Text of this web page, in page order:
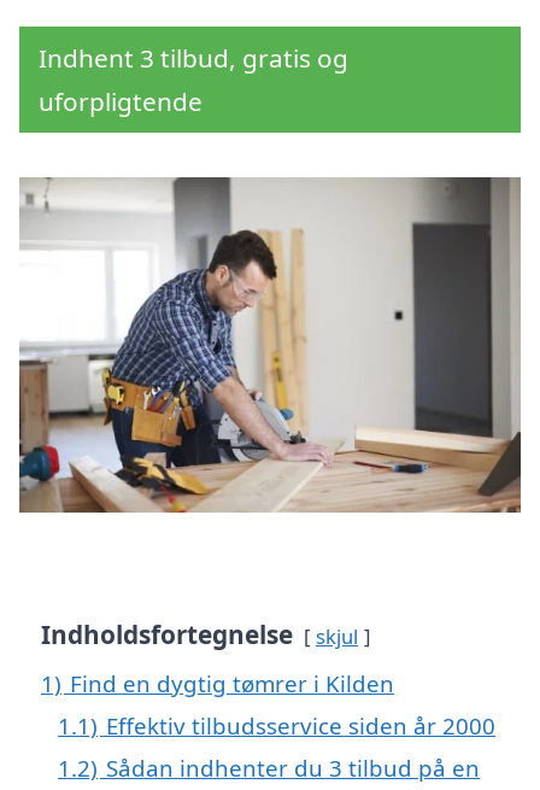
Indhent 3 tilbud, gratis og
uforpligtende
Indholdsfortegnelse skjul
1) Find en dygtig tømrer i Kilden
1.1) Effektiv tilbudsservice siden år 2000
1.2) Sådan indhenter du 3 tilbud på en